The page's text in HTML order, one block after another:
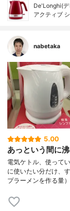
De'Longhi(デ
アクティブ
nabetaka
5.00
あっという間に沸
電気ケトル、使って
に使いたい分だけ、
プラーメンを作る量